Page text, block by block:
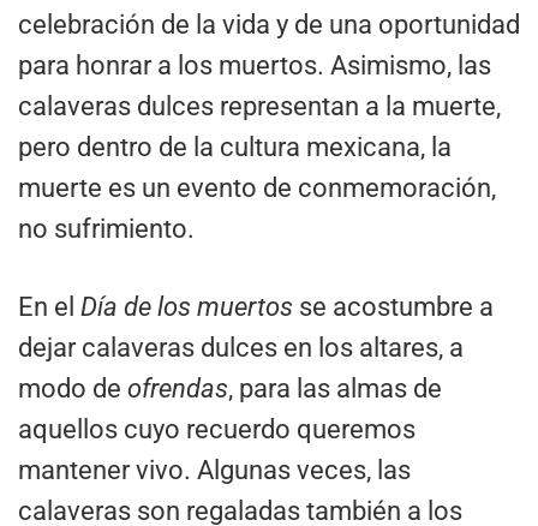
celebración de la vida y de una oportunidad
para honrar a los muertos. Asimismo, las
calaveras dulces representan a la muerte,
pero dentro de la cultura mexicana, la
muerte es un evento de conmemoración,
no sufrimiento.
En el Día de los muertos se acostumbre a
dejar calaveras dulces en los altares, a
modo de ofrendas, para las almas de
aquellos cuyo recuerdo queremos
mantener vivo. Algunas veces, las
calaveras son regaladas también a los